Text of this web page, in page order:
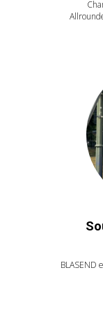
BLASEND